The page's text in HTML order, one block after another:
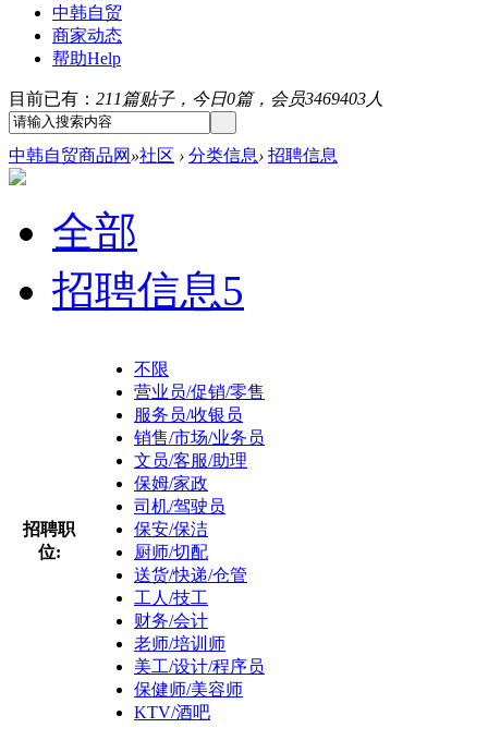
中韩自贸
商家动态
帮助Help
目前已有： 211篇贴子，今日0篇，会员3469403人
中韩自贸商品网 »社区 › 分类信息› 招聘信息
全部
招聘信息5
招聘职
位:
不限
营业员/促销/零售
服务员/收银员
销售/市场/业务员
文员/客服/助理
保姆/家政
司机/驾驶员
保安/保洁
厨师/切配
送货/快递/仓管
工人/技工
财务/会计
老师/培训师
美工/设计/程序员
保健师/美容师
KTV/酒吧